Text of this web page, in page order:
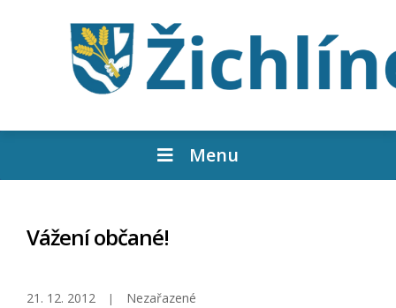
Menu
Vážení občané!
21. 12. 2012 Nezařazené